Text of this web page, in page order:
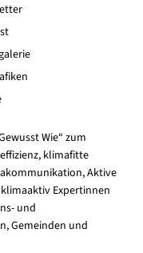
Wie“ zum
klimafitte
Aktive
Expertinnen
und
Gemeinden und